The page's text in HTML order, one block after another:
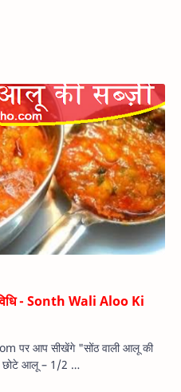
- Sonth Wali Aloo Ki
सब्ज़ी बनाने की विधि " आवश्यक सामग्री- छोटे आलू – 1/2 …